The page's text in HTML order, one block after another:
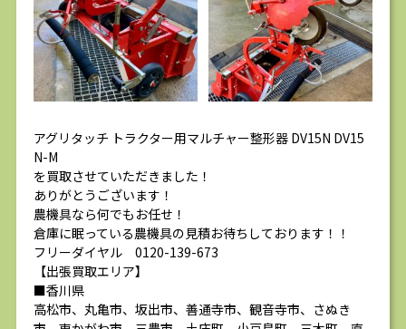
アグリタッチ トラクター用マルチャー整形器 DV15N DV15
N-M
を買取させていただきました！
ありがとうございます！
農機具なら何でもお任せ！
倉庫に眠っている農機具の見積お待ちしております！！
フリーダイヤル 0120-139-673
【出張買取エリア】
■香川県
高松市、丸亀市、坂出市、善通寺市、観音寺市、さぬき